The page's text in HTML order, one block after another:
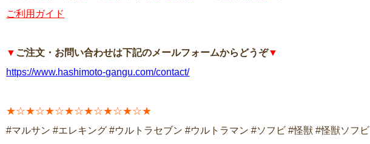
ご利用ガイド
▼ ご注文・お問い合わせは下記のメールフォームからどうぞ▼
https://www.hashimoto-gangu.com/contact/
★☆★☆★☆★☆★☆★☆★☆★
#マルサン #エレキング #ウルトラセブン #ウルトラマン #ソフビ #怪獣 #怪獣ソフビ